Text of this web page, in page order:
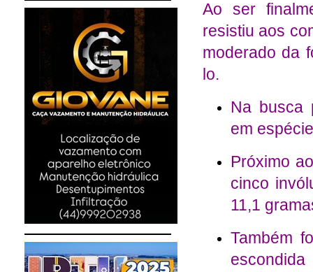
Ao ser
resistiu aos
moderado da
lo.
Na busca
em
Próximo
cinco
11,1
Também